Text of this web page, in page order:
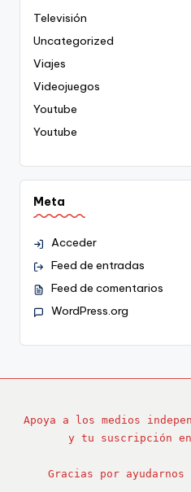
Televisión
Uncategorized
Viajes
Videojuegos
Youtube
Youtube
Meta
Acceder
Feed de entradas
Feed de comentarios
WordPress.org
Apoya a los medios
y tu suscripción
Gracias por